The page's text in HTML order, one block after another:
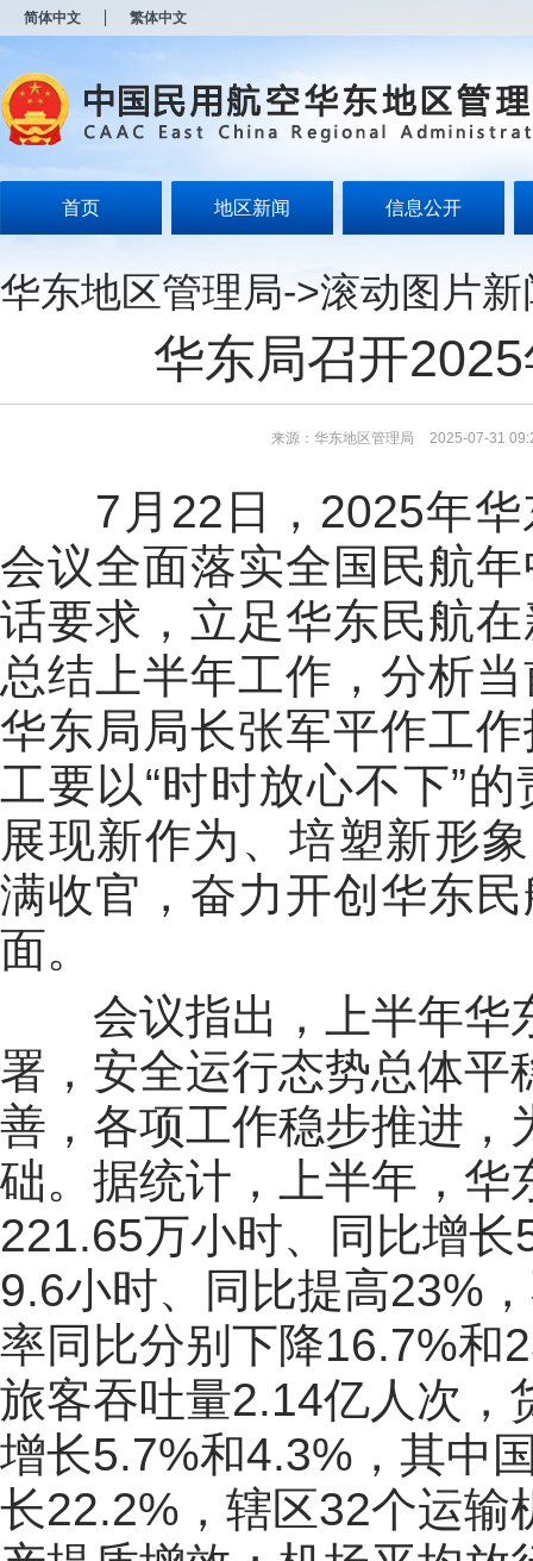
简体中文 繁体中文
首页 地区新闻 信息公开
华东地区管理局->滚动图片新
华东局召开
来源：华东地区管理局 2025-07-31
7月22日，2025年华
会议全面落实全国民航
话要求，立足华东民航
总结上半年工作，分析
华东局局长张军平作工
工要以“时时放心不下”
展现新作为、培塑新形
满收官，奋力开创华东
面。
会议指出，上半年华
署，安全运行态势总体平
善，各项工作稳步推进，
础。据统计，上半年，华
221.65万小时、同比增
9.6小时、同比提高23%
率同比分别下降16.7%和
旅客吞吐量2.14亿人次，
增长5.7%和4.3%，其中
长22.2%，辖区32个运输
开
无
障
说
Alt
加